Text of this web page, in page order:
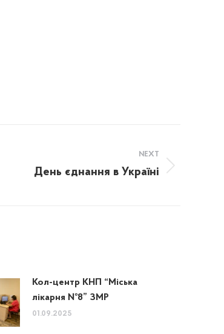
NEXT
День єднання в Україні
Кол-центр КНП “Міська
лікарня №8” ЗМР
01.09.2025